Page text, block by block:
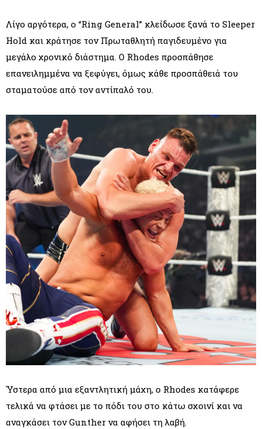
Λίγο αργότερα, ο “Ring General” κλείδωσε ξανά το Sleeper
Hold και κράτησε τον Πρωταθλητή παγιδευμένο για
μεγάλο χρονικό διάστημα. Ο Rhodes προσπάθησε
επανειλημμένα να ξεφύγει, όμως κάθε προσπάθειά του
σταματούσε από τον αντίπαλό του.
Ύστερα από μια εξαντλητική μάχη, ο Rhodes κατάφερε
τελικά να φτάσει με το πόδι του στο κάτω σχοινί και να
αναγκάσει τον Gunther να αφήσει τη λαβή.